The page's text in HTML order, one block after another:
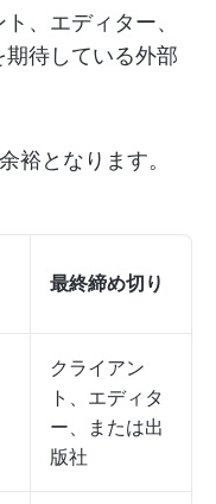
、エディター、
待している外部
裕となります。
最終締め切り
クライアン
ト、エディタ
ー、または出
版社